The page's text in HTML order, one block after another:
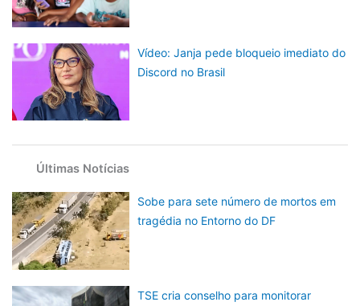
Vídeo: Janja pede bloqueio imediato do
Discord no Brasil
Últimas Notícias
Sobe para sete número de mortos em
tragédia no Entorno do DF
TSE cria conselho para monitorar